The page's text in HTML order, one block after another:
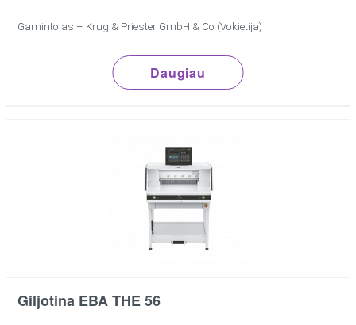
Gamintojas – Krug & Priester GmbH & Co (Vokietija)
Daugiau
Giljotina EBA THE 56